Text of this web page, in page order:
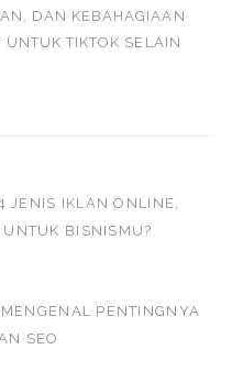
DAN KEBAHAGIAAN
TIKTOK SELAIN
JENIS IKLAN ONLINE,
BISNISMU?
PENTINGNYA
SEO